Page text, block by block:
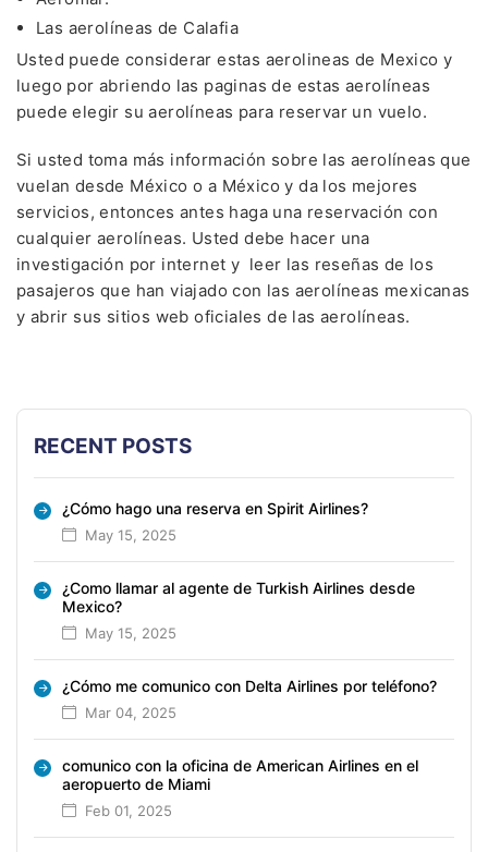
Las aerolíneas de Calafia
Usted puede considerar estas aerolineas de Mexico y
luego por abriendo las paginas de estas aerolíneas
puede elegir su aerolíneas para reservar un vuelo.
Si usted toma más información sobre las aerolíneas que
vuelan desde México o a México y da los mejores
servicios, entonces antes haga una reservación con
cualquier aerolíneas. Usted debe hacer una
investigación por internet y leer las reseñas de los
pasajeros que han viajado con las aerolíneas mexicanas
y abrir sus sitios web oficiales de las aerolíneas.
RECENT POSTS
¿Cómo hago una reserva en Spirit Airlines?
May 15, 2025
¿Como llamar al agente de Turkish Airlines desde
Mexico?
May 15, 2025
¿Cómo me comunico con Delta Airlines por teléfono?
Mar 04, 2025
comunico con la oficina de American Airlines en el
aeropuerto de Miami
Feb 01, 2025